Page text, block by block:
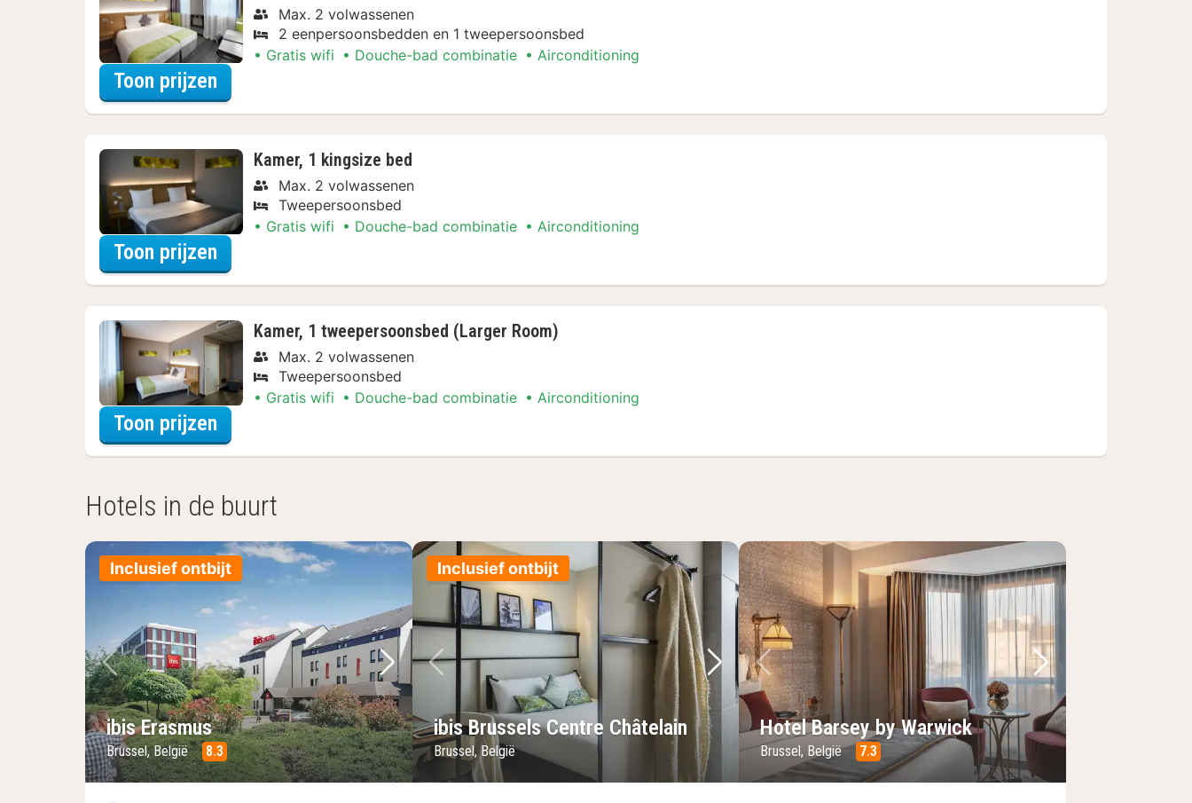
Max. 2 volwassenen
2 eenpersoonsbedden en 1 tweepersoonsbed
Gratis wifi
Douche-bad combinatie Airconditioning
Toon prijzen
Kamer, 1 kingsize bed
Max. 2 volwassenen
Tweepersoonsbed
Gratis wifi
Douche-bad combinatie Airconditioning
Toon prijzen
Kamer, 1 tweepersoonsbed (Larger Room)
Max. 2 volwassenen
Tweepersoonsbed
Gratis wifi
Douche-bad combinatie Airconditioning
Toon prijzen
Hotels in de buurt
Inclusief ontbijt
Vorige foto
Volgende foto
ibis Erasmus
Brussel, België 8.3
Inclusief ontbijt
Vorige foto
Volgende foto
ibis Brussels Centre Châtelain
Brussel, België
Vorige foto
Volgende foto
Hotel Barsey by Warwick
Brussel, België 7.3